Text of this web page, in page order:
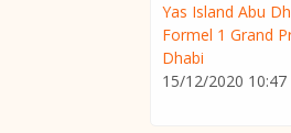
Yas Island Abu
Formel 1 Grand
Dhabi
15/12/2020 10:47